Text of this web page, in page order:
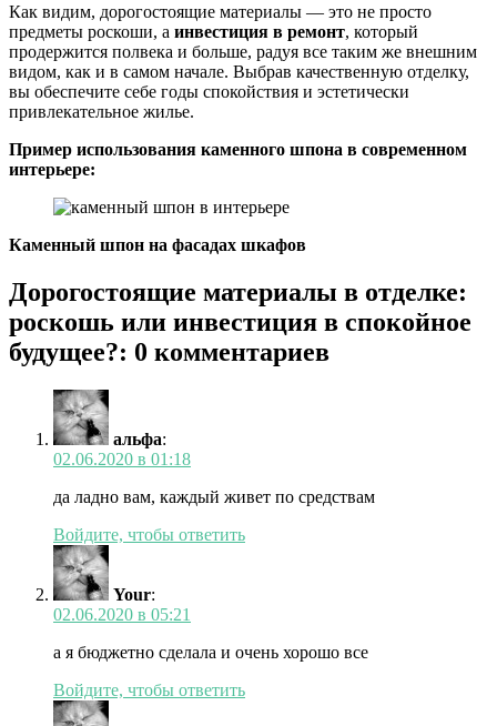
Как видим, дорогостоящие материалы — это не просто
предметы роскоши, а инвестиция в ремонт, который
продержится полвека и больше, радуя все таким же внешним
видом, как и в самом начале. Выбрав качественную отделку,
вы обеспечите себе годы спокойствия и эстетически
привлекательное жилье.
Пример использования каменного шпона в современном
интерьере:
Каменный шпон на фасадах шкафов
Дорогостоящие материалы в отделке:
роскошь или инвестиция в спокойное
будущее?: 0 комментариев
альфа:
02.06.2020 в 01:18
да ладно вам, каждый живет по средствам
Войдите, чтобы ответить
Your:
02.06.2020 в 05:21
а я бюджетно сделала и очень хорошо все
Войдите, чтобы ответить